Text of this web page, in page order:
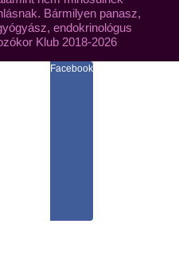
Bármilyen panasz,
endokrinológus
Klub 2018-2026
Facebook